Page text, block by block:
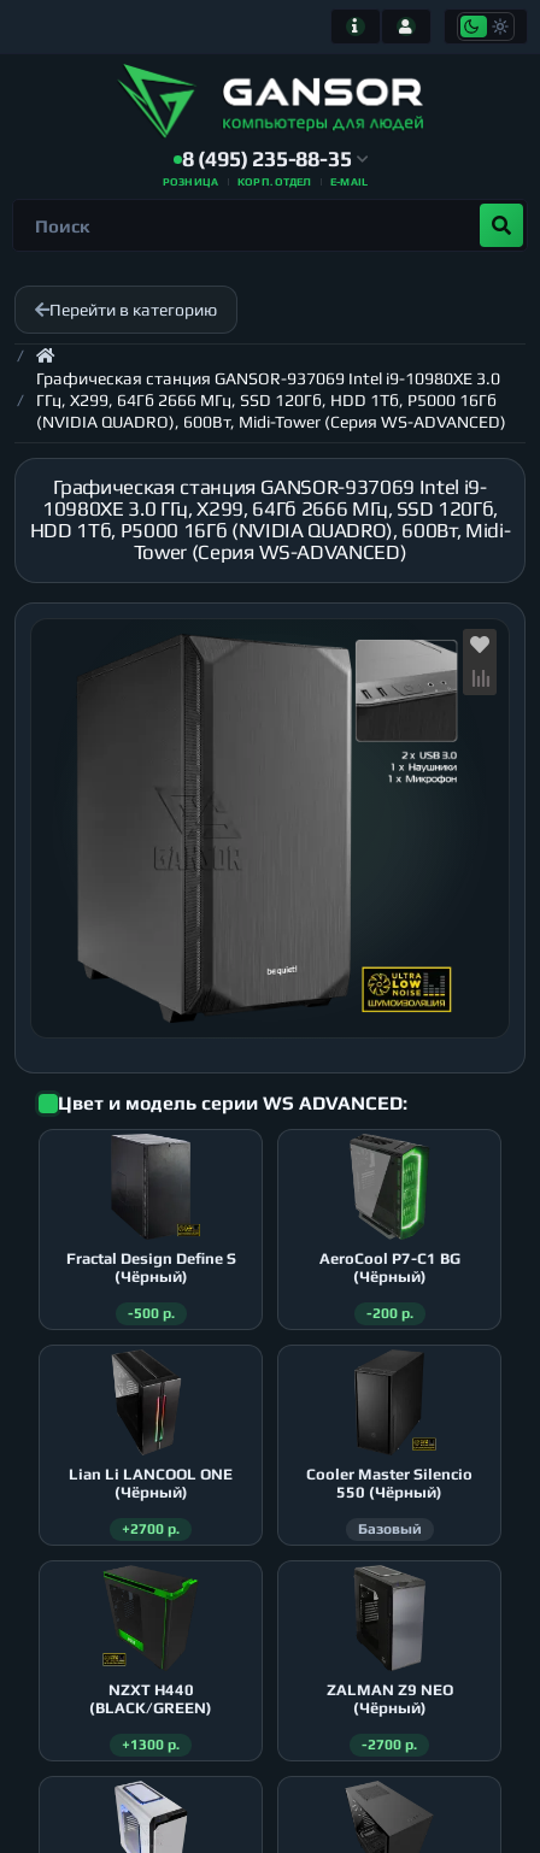
8 (495) 235-88-35
РОЗНИЦА КОРП. ОТДЕЛ E-MAIL
Перейти в категорию
Графическая станция GANSOR-937069 Intel i9-10980XE 3.0
ГГц, X299, 64Гб 2666 МГц, SSD 120Гб, HDD 1Тб, P5000 16Гб
(NVIDIA QUADRO), 600Вт, Midi-Tower (Серия WS-ADVANCED)
Графическая станция GANSOR-937069 Intel i9-
10980XE 3.0 ГГц, X299, 64Гб 2666 МГц, SSD 120Гб,
HDD 1Тб, P5000 16Гб (NVIDIA QUADRO), 600Вт, Midi-
Tower (Серия WS-ADVANCED)
Цвет и модель серии WS ADVANCED:
Fractal Design Define S
(Чёрный)
-500 р.
AeroСool P7-C1 BG
(Чёрный)
-200 р.
Lian Li LANCOOL ONE
(Чёрный)
+2700 р.
Cooler Master Silencio
550 (Чёрный)
Базовый
NZXT H440
(BLACK/GREEN)
+1300 р.
ZALMAN Z9 NEO
(Чёрный)
-2700 р.